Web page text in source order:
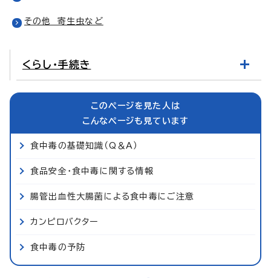
その他 寄生虫など
くらし・手続き
このページを見た人は
こんなページも見ています
食中毒の基礎知識（Q＆A）
食品安全・食中毒に関する情報
腸管出血性大腸菌による食中毒にご注意
カンピロバクター
食中毒の予防